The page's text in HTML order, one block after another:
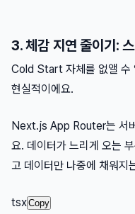
3. 체감 지연 줄이기:
Cold Start 자체를 없앨 수
현실적이에요.
Next.js App Router는 서
요. 데이터가 느리게 오는
고 데이터만 나중에 채워지
tsxCopy